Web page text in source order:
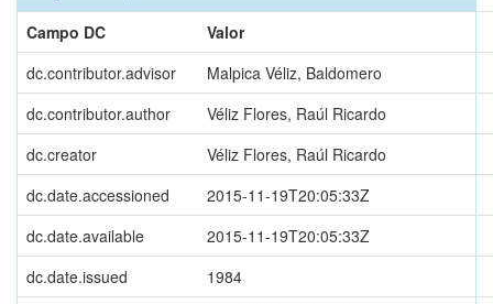
Campo DC
Valor
dc.contributor.advisor
Malpica Véliz, Baldomero
dc.contributor.author
Véliz Flores, Raúl Ricardo
dc.creator
Véliz Flores, Raúl Ricardo
dc.date.accessioned
2015-11-19T20:05:33Z
dc.date.available
2015-11-19T20:05:33Z
dc.date.issued
1984